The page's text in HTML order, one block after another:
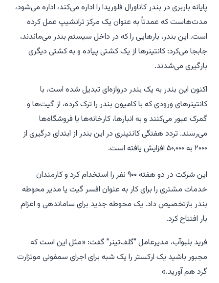
پایانه باربری در بندر کاناورال فلوریدا را اداره می‌کند، اداره می‌شود،
مدت‌هاست که عمدتاً به عنوان یک مرکز ترانشیپ عمل کرده
است. این بندر، بارهایی را که در داخل سیستم بندر می‌ماندند،
جابجا می‌کرد: کانتینرها از یک کشتی پیاده و به کشتی دیگری
بارگیری می‌شدند.
اکنون این بندر به یک بندر دروازه‌ای تبدیل شده است، با
کانتینرهای ورودی که با کامیون بندر را ترک کرده، از گیت‌ها و
گمرک عبور می‌کنند و به انبارها، کارخانه‌ها یا فروشگاه‌ها
می‌رسند. تردد هفتگی کانتینری در این بندر از ابتدای درگیری از
۲۰۰۰ به ۵۰,۰۰۰ افزایش یافته است.
این شرکت در دو هفته ۹۰۰ نفر را استخدام کرد و کارمندان
خدمات مشتری را برای کار به عنوان افسر گیت یا مدیر محوطه
بندر بازتخصیص داد. یک محوطه جدید برای ساماندهی و اعزام
بار افتتاح کرد.
فرید بلبوآب، مدیرعامل "گلف‌تینر" گفت: «مثل این است که
مجبور باشید یک ارکستر را یک شبه برای اجرای سمفونی موتزارت
گرد هم آورید.»